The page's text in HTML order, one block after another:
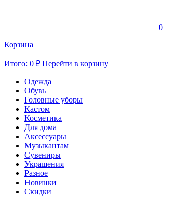
0
Корзина
Итого: 0 ₽ Перейти в корзину
Одежда
Обувь
Головные уборы
Кастом
Косметика
Для дома
Аксессуары
Музыкантам
Сувениры
Украшения
Разное
Новинки
Скидки